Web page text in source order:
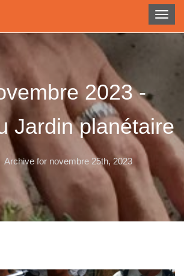
2023 -
Jardin planétaire
Archive for novembre 25th, 2023